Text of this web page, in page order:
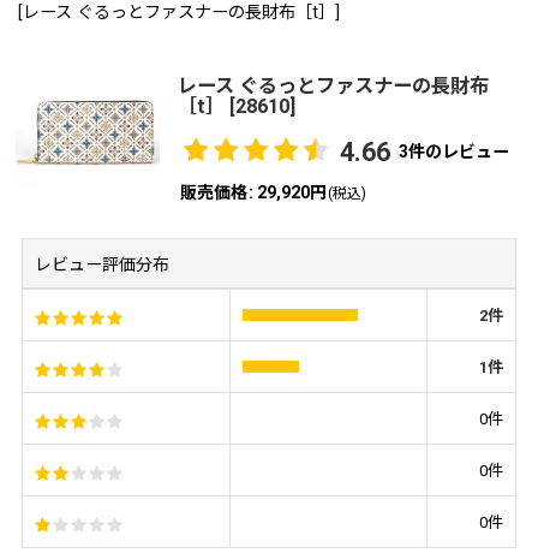
[ レース ぐるっとファスナーの長財布［t］ ]
レース ぐるっとファスナーの長財布
［t］
[28610]
4.66 3件のレビュー
販売価格: 29,920円 (税込)
レビュー評価分布
2件
1件
0件
0件
0件